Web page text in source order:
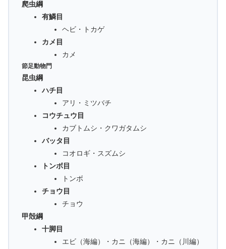
爬虫綱
有鱗目
ヘビ・トカゲ
カメ目
カメ
節足動物門
昆虫綱
ハチ目
アリ・ミツバチ
コウチュウ目
カブトムシ・クワガタムシ
バッタ目
コオロギ・スズムシ
トンボ目
トンボ
チョウ目
チョウ
甲殻綱
十脚目
エビ（海編）・カニ（海編）・カニ（川編）